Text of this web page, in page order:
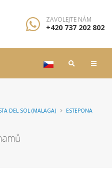
ZAVOLEJTE NÁM
+420 737 202 802
DEL SOL (MALAGA) ESTEPONA